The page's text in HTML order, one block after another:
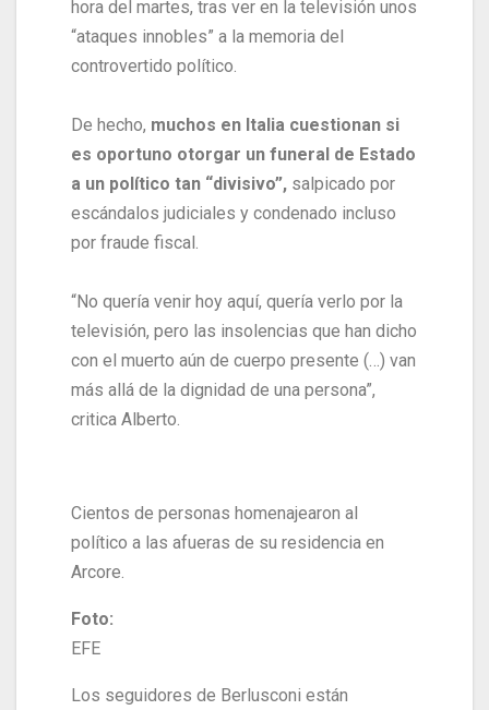
hora del martes, tras ver en la televisión unos
“ataques innobles” a la memoria del
controvertido político.
De hecho, muchos en Italia cuestionan si
es oportuno otorgar un funeral de Estado
a un político tan “divisivo”, salpicado por
escándalos judiciales y condenado incluso
por fraude fiscal.
“No quería venir hoy aquí, quería verlo por la
televisión, pero las insolencias que han dicho
con el muerto aún de cuerpo presente (…) van
más allá de la dignidad de una persona”,
critica Alberto.
Cientos de personas homenajearon al
político a las afueras de su residencia en
Arcore.
Foto:
EFE
Los seguidores de Berlusconi están